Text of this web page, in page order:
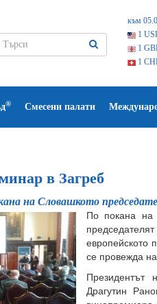
към
1
1
1
® Смесени палати
в Загреб
на Словашкото
По покана на
европейското
се провежда
Президентът
Драгутин